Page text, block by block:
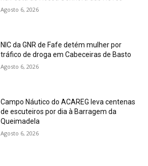
Agosto 6, 2026
NIC da GNR de Fafe detém mulher por
tráfico de droga em Cabeceiras de Basto
Agosto 6, 2026
Campo Náutico do ACAREG leva centenas
de escuteiros por dia à Barragem da
Queimadela
Agosto 6, 2026